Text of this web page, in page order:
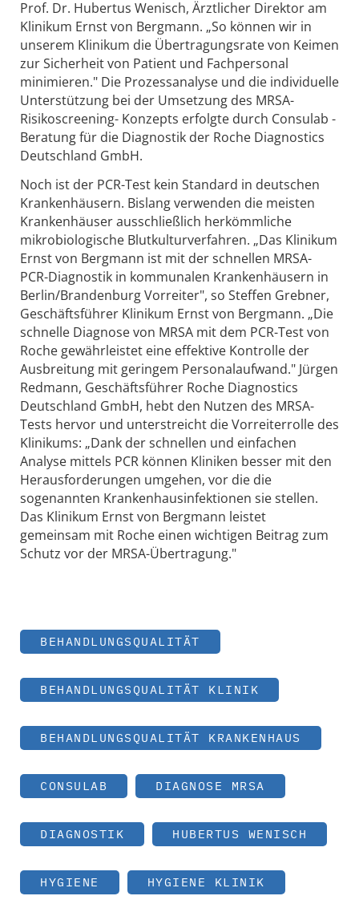
Prof. Dr. Hubertus Wenisch, Ärztlicher Direktor am
Klinikum Ernst von Bergmann. „So können wir in
unserem Klinikum die Übertragungsrate von Keimen
zur Sicherheit von Patient und Fachpersonal
minimieren." Die Prozessanalyse und die individuelle
Unterstützung bei der Umsetzung des MRSA-
Risikoscreening- Konzepts erfolgte durch Consulab -
Beratung für die Diagnostik der Roche Diagnostics
Deutschland GmbH.
Noch ist der PCR-Test kein Standard in deutschen
Krankenhäusern. Bislang verwenden die meisten
Krankenhäuser ausschließlich herkömmliche
mikrobiologische Blutkulturverfahren. „Das Klinikum
Ernst von Bergmann ist mit der schnellen MRSA-
PCR-Diagnostik in kommunalen Krankenhäusern in
Berlin/Brandenburg Vorreiter", so Steffen Grebner,
Geschäftsführer Klinikum Ernst von Bergmann. „Die
schnelle Diagnose von MRSA mit dem PCR-Test von
Roche gewährleistet eine effektive Kontrolle der
Ausbreitung mit geringem Personalaufwand." Jürgen
Redmann, Geschäftsführer Roche Diagnostics
Deutschland GmbH, hebt den Nutzen des MRSA-
Tests hervor und unterstreicht die Vorreiterrolle des
Klinikums: „Dank der schnellen und einfachen
Analyse mittels PCR können Kliniken besser mit den
Herausforderungen umgehen, vor die die
sogenannten Krankenhausinfektionen sie stellen.
Das Klinikum Ernst von Bergmann leistet
gemeinsam mit Roche einen wichtigen Beitrag zum
Schutz vor der MRSA-Übertragung."
BEHANDLUNGSQUALITÄT
BEHANDLUNGSQUALITÄT KLINIK
BEHANDLUNGSQUALITÄT KRANKENHAUS
CONSULAB DIAGNOSE MRSA
DIAGNOSTIK HUBERTUS WENISCH
HYGIENE HYGIENE KLINIK